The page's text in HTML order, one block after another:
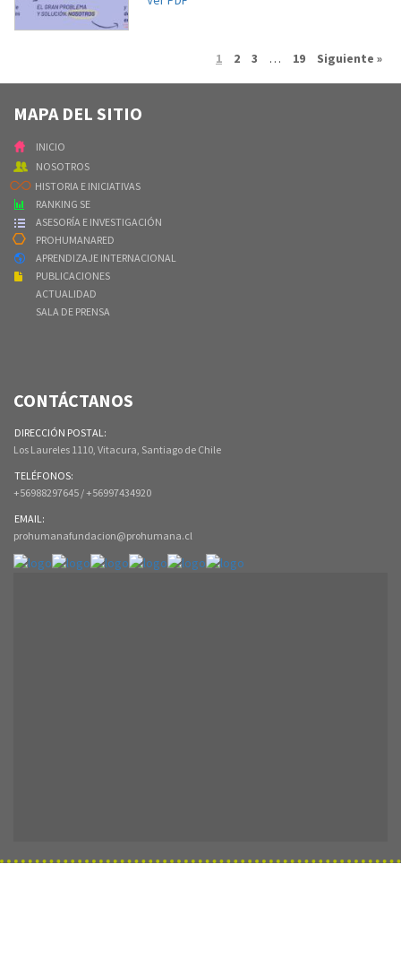
1 2 3 … 19 Siguiente »
MAPA DEL SITIO
INICIO
NOSOTROS
HISTORIA E INICIATIVAS
RANKING SE
ASESORÍA E INVESTIGACIÓN
PROHUMANARED
APRENDIZAJE INTERNACIONAL
PUBLICACIONES
ACTUALIDAD
SALA DE PRENSA
CONTÁCTANOS
DIRECCIÓN POSTAL:
Los Laureles 1110, Vitacura, Santiago de Chile
TELÉFONOS:
+56988297645 / +56997434920
EMAIL:
prohumanafundacion@prohumana.cl